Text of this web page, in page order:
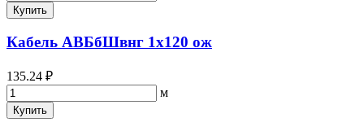
Купить
Кабель АВБбШвнг 1х120 ож
135.24 ₽
м
Купить